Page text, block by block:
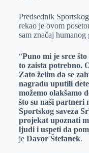
Predsednik
rekao je ovom
sam značaj humanog
“Puno mi je srce
to zaista potrebno.
Zato želim da se
nagradu uputili
možemo olakšamo
što su naši partneri
Sportskog saveza
projekat upoznati
ljudi i uspeti da
je Davor Štefanek.